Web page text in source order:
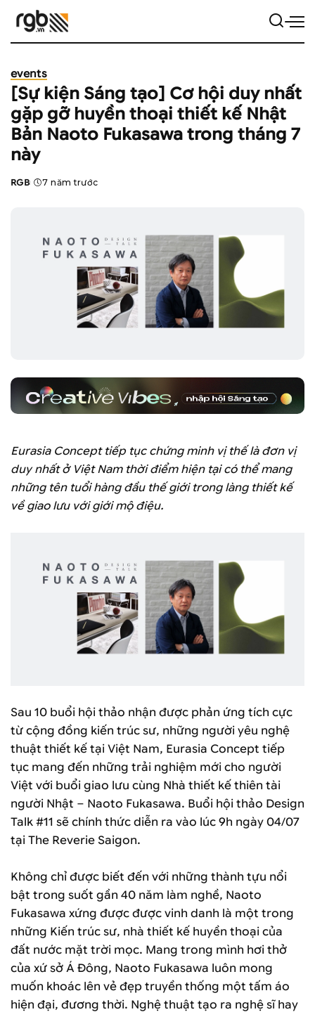
events
[Sự kiện Sáng tạo] Cơ hội duy nhất
gặp gỡ huyền thoại thiết kế Nhật
Bản Naoto Fukasawa trong tháng 7
này
Posted
RGB 7 năm trước
Eurasia Concept tiếp tục chứng minh vị thế là đơn vị
duy nhất ở Việt Nam thời điểm hiện tại có thể mang
những tên tuổi hàng đầu thế giới trong làng thiết kế
về giao lưu với giới mộ điệu.
Sau 10 buổi hội thảo nhận được phản ứng tích cực
từ cộng đồng kiến trúc sư, những người yêu nghệ
thuật thiết kế tại Việt Nam, Eurasia Concept tiếp
tục mang đến những trải nghiệm mới cho người
Việt với buổi giao lưu cùng Nhà thiết kế thiên tài
người Nhật – Naoto Fukasawa. Buổi hội thảo Design
Talk #11 sẽ chính thức diễn ra vào lúc 9h ngày 04/07
tại The Reverie Saigon.
Không chỉ được biết đến với những thành tựu nổi
bật trong suốt gần 40 năm làm nghề, Naoto
Fukasawa xứng được được vinh danh là một trong
những Kiến trúc sư, nhà thiết kế huyền thoại của
đất nước mặt trời mọc. Mang trong mình hơi thở
của xứ sở Á Đông, Naoto Fukasawa luôn mong
muốn khoác lên vẻ đẹp truyền thống một tấm áo
hiện đại, đương thời. Nghệ thuật tạo ra nghệ sĩ hay